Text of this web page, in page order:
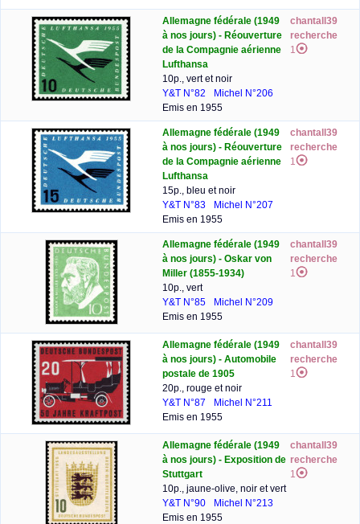
Allemagne fédérale (1949
à nos jours) - Réouverture
de la Compagnie aérienne
Lufthansa
10p., vert et noir
Y&T N°82
Michel N°206
Emis en 1955
chantall39
recherche
1
Allemagne fédérale (1949
à nos jours) - Réouverture
de la Compagnie aérienne
Lufthansa
15p., bleu et noir
Y&T N°83
Michel N°207
Emis en 1955
chantall39
recherche
1
Allemagne fédérale (1949
à nos jours) - Oskar von
Miller (1855-1934)
10p., vert
Y&T N°85
Michel N°209
Emis en 1955
chantall39
recherche
1
Allemagne fédérale (1949
à nos jours) - Automobile
postale de 1905
20p., rouge et noir
Y&T N°87
Michel N°211
Emis en 1955
chantall39
recherche
1
Allemagne fédérale (1949
à nos jours) - Exposition de
Stuttgart
10p., jaune-olive, noir et vert
Y&T N°90
Michel N°213
Emis en 1955
chantall39
recherche
1